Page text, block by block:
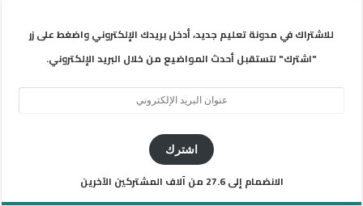
للاشتراك في مدونة تعليم جديد، أدخل بريدك الإلكتروني واضغط على زر
"اشترك" لتستقبل أحدث المواضيع من خلال البريد الإلكتروني.
اشترك
الانضمام إلى 27.6 من آلاف المشتركين الآخرين